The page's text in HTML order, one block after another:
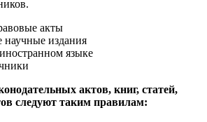
акты
научные издания
языке
актов, книг, статей,
следуют таким правилам: